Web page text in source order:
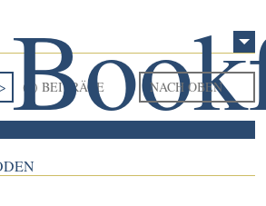
(6) BEITRÄGE NACH OBEN